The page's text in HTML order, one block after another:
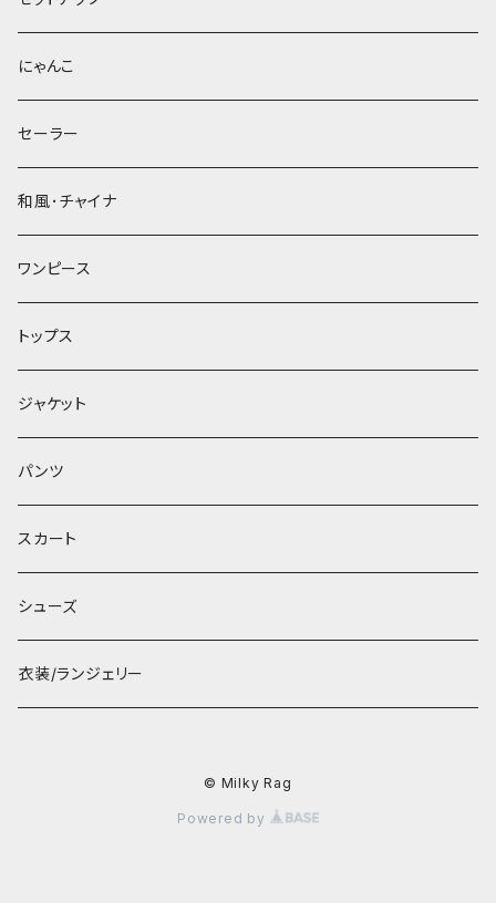
にゃんこ
セーラー
和風･チャイナ
ワンピース
トップス
ジャケット
パンツ
スカート
シューズ
衣装/ランジェリー
© Milky Rag
Powered by